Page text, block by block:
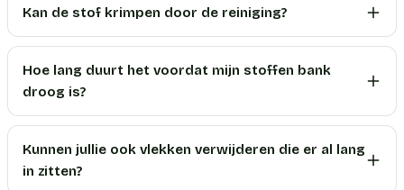
Kan de stof krimpen door de reiniging?
Hoe lang duurt het voordat mijn stoffen bank
droog is?
Kunnen jullie ook vlekken verwijderen die er al lang
in zitten?